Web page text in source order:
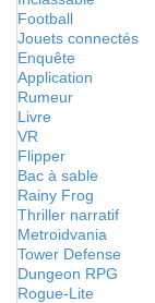
Football
Jouets connectés
Enquête
Application
Rumeur
Livre
VR
Flipper
Bac à sable
Rainy Frog
Thriller narratif
Metroidvania
Tower Defense
Dungeon RPG
Rogue-Lite